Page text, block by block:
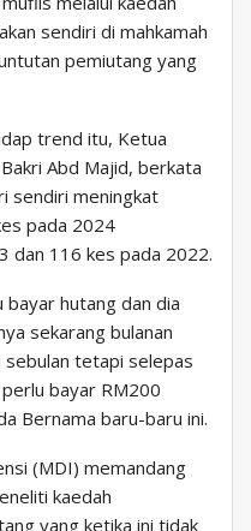
sendiri di mahkamah
pemiutang yang
trend itu, Ketua
Abd Majid, berkata
sendiri meningkat
pada 2024
dan 116 kes pada 2022.
bayar hutang dan dia
sekarang bulanan
tetapi selepas
bayar RM200
Bernama baru-baru ini.
(MDI) memandang
kaedah
yang ketika ini tidak